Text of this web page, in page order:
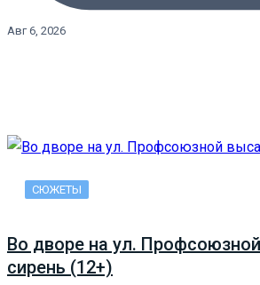
Авг 6, 2026
СЮЖЕТЫ
Во дворе на ул.
сирень (12+)